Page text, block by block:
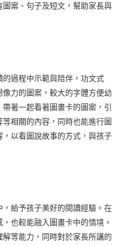
案、句子及短文，幫助家長與
過程中示範與陪伴，功文式
像力的圖案，較大的字體方便幼
著一起看著圖畫卡的圖案，引
相關的內容，同時也能進行圖
以看圖說故事的方式，與孩子
，給予孩子美好的閱讀經驗。在
也較能融入圖畫卡中的情境。
等能力，同時對於家長所講的